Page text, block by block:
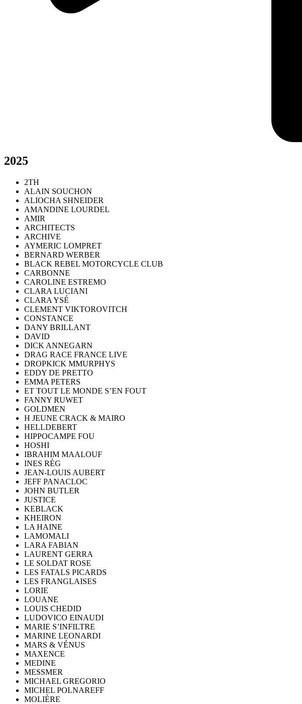
2025
2TH
ALAIN SOUCHON
ALIOCHA SHNEIDER
AMANDINE LOURDEL
AMIR
ARCHITECTS
ARCHIVE
AYMERIC LOMPRET
BERNARD WERBER
BLACK REBEL MOTORCYCLE CLUB
CARBONNE
CAROLINE ESTREMO
CLARA LUCIANI
CLARA YSÉ
CLEMENT VIKTOROVITCH
CONSTANCE
DANY BRILLANT
DAVID
DICK ANNEGARN
DRAG RACE FRANCE LIVE
DROPKICK MMURPHYS
EDDY DE PRETTO
EMMA PETERS
ET TOUT LE MONDE S’EN FOUT
FANNY RUWET
GOLDMEN
H JEUNE CRACK & MAIRO
HELLDEBERT
HIPPOCAMPE FOU
HOSHI
IBRAHIM MAALOUF
INES RÈG
JEAN-LOUIS AUBERT
JEFF PANACLOC
JOHN BUTLER
JUSTICE
KEBLACK
KHEIRON
LA HAINE
LAMOMALI
LARA FABIAN
LAURENT GERRA
LE SOLDAT ROSE
LES FATALS PICARDS
LES FRANGLAISES
LORIE
LOUANE
LOUIS CHEDID
LUDOVICO EINAUDI
MARIE S’INFILTRE
MARINE LEONARDI
MARS & VÉNUS
MAXENCE
MEDINE
MESSMER
MICHAEL GREGORIO
MICHEL POLNAREFF
MOLIÈRE